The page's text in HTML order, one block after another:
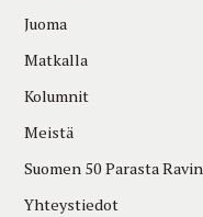
Juoma
Matkalla
Kolumnit
Meistä
Suomen 50 Parasta
Yhteystiedot